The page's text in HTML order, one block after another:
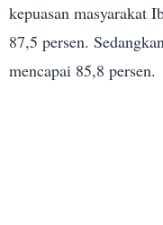
kepuasan masyarakat
87,5 persen.
mencapai 85,8 persen.